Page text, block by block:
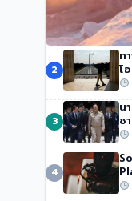
นักปีนเขาชื่อดั
ปากีสถาน
51 วิว• 1 สิง
2
ท
โ
3
น
ช
4